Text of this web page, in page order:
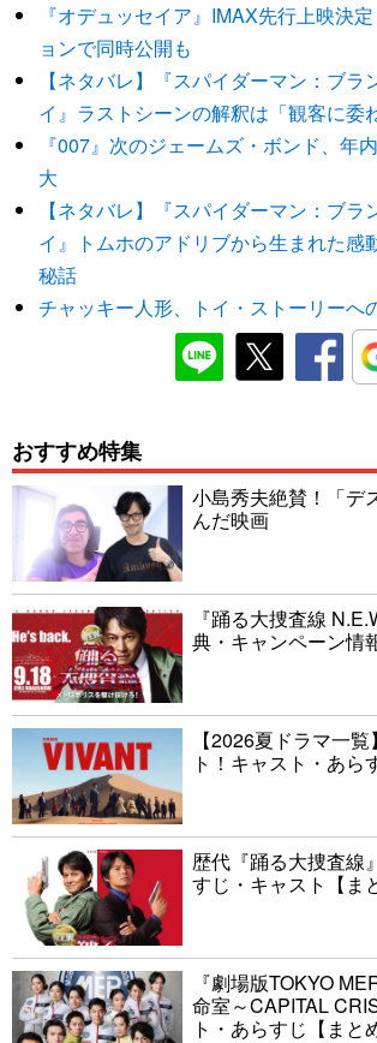
『オデュッセイア』IMAX先行上映決
ョンで同時公開も
【ネタバレ】『スパイダーマン：ブ
イ』ラストシーンの解釈は「観客に委
『007』次のジェームズ・ボンド、年
大
【ネタバレ】『スパイダーマン：ブ
イ』トムホのアドリブから生まれた感
秘話
チャッキー人形、トイ・ストーリー
おすすめ特集
小島秀夫絶賛！「デ
んだ映画
『踊る大捜査線
典・キャンペーン情
【2026夏ドラマ一
ト！キャスト・あら
歴代『踊る大捜査線
すじ・キャスト【ま
『劇場版TOKYO
命室～CAPITAL
ト・あらすじ【まと